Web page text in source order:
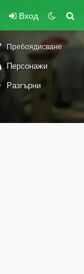
Вход
Пребоядисване
Персонажи
Разгърни